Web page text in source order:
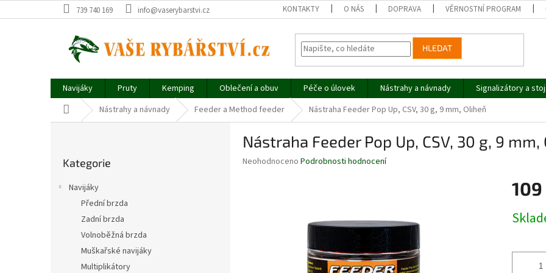
na
739 740 169 info@vaserybarstvi.cz KONTAKTY O NÁS DOPRAVA VĚRNOSTNÍ PROGRAM
HLEDAT
Navijáky Pruty Kemping Oblečení a obuv Péče o úlovek Nástrahy a návnady Signalizátory a
Domů Nástrahy a návnady Feeder a Method feeder Nástraha Feeder Pop Up, CSV, 30 g, 9 mm, Oliheň
kategorie
Kategorie
Navijáky
Přední brzda
Zadní brzda
Volnoběžná brzda
Muškařské navijáky
Multiplikátory
Nástraha Feeder Pop Up, CSV, 30 g, 9 mm,
Průměrné
Neohodnoceno Podrobnosti hodnocení
109
cena: